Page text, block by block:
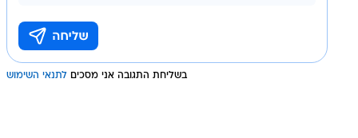
בשליחת התגובה אני מסכים לתנאי השימוש